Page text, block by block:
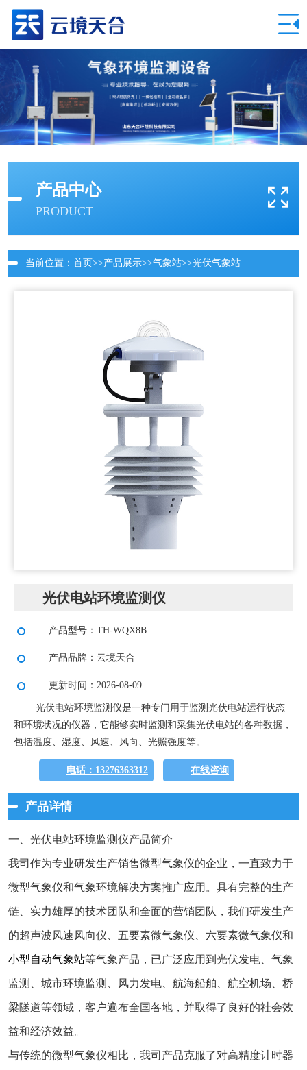
产品中心
PRODUCT
当前位置： 首页>>产品展示>>气象站>>光伏气象站
光伏电站环境监测仪
产品型号：TH-WQX8B
产品品牌：云境天合
更新时间：2026-08-09
光伏电站环境监测仪是一种专门用于监测光伏电站运行状态
和环境状况的仪器，它能够实时监测和采集光伏电站的各种数据，
包括温度、湿度、风速、风向、光照强度等。
电话：13276363312 在线咨询
产品详情
一、光伏电站环境监测仪产品简介
我司作为专业研发生产销售微型气象仪的企业，一直致力于
微型气象仪和气象环境解决方案推广应用。具有完整的生产
链、实力雄厚的技术团队和全面的营销团队，我们研发生产
的超声波风速风向仪、五要素微气象仪、六要素微气象仪和
小型自动气象站等气象产品，已广泛应用到光伏发电、气象
监测、城市环境监测、风力发电、航海船舶、航空机场、桥
梁隧道等领域，客户遍布全国各地，并取得了良好的社会效
益和经济效益。
与传统的微型气象仪相比，我司产品克服了对高精度计时器